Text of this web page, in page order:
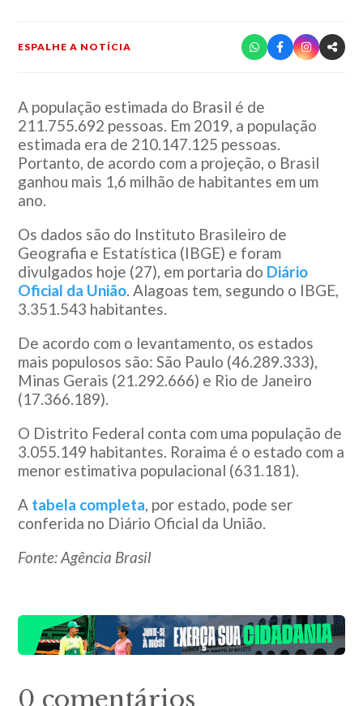
ESPALHE A NOTÍCIA
A população estimada do Brasil é de
211.755.692 pessoas. Em 2019, a população
estimada era de 210.147.125 pessoas.
Portanto, de acordo com a projeção, o Brasil
ganhou mais 1,6 milhão de habitantes em um
ano.
Os dados são do Instituto Brasileiro de
Geografia e Estatística (IBGE) e foram
divulgados hoje (27), em portaria do Diário
Oficial da União . Alagoas tem, segundo o IBGE,
3.351.543 habitantes.
De acordo com o levantamento, os estados
mais populosos são: São Paulo (46.289.333),
Minas Gerais (21.292.666) e Rio de Janeiro
(17.366.189).
O Distrito Federal conta com uma população de
3.055.149 habitantes. Roraima é o estado com a
menor estimativa populacional (631.181).
A tabela completa , por estado, pode ser
conferida no Diário Oficial da União.
Fonte: Agência Brasil
0 comentários